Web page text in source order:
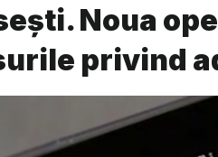
Noua
privind